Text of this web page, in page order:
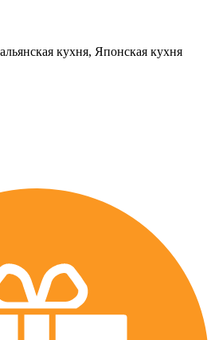
кухня, Японская кухня